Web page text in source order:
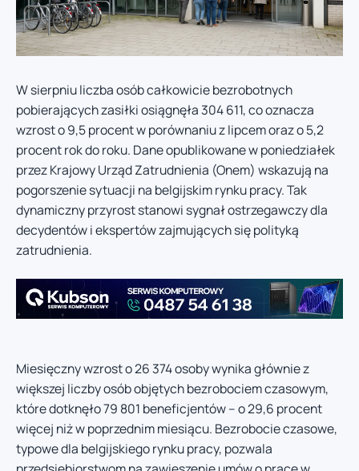
W sierpniu liczba osób całkowicie bezrobotnych
pobierających zasiłki osiągnęła 304 611, co oznacza
wzrost o 9,5 procent w porównaniu z lipcem oraz o 5,2
procent rok do roku. Dane opublikowane w poniedziałek
przez Krajowy Urząd Zatrudnienia (Onem) wskazują na
pogorszenie sytuacji na belgijskim rynku pracy. Tak
dynamiczny przyrost stanowi sygnał ostrzegawczy dla
decydentów i ekspertów zajmujących się polityką
zatrudnienia.
Miesięczny wzrost o 26 374 osoby wynika głównie z
większej liczby osób objętych bezrobociem czasowym,
które dotknęło 79 801 beneficjentów – o 29,6 procent
więcej niż w poprzednim miesiącu. Bezrobocie czasowe,
typowe dla belgijskiego rynku pracy, pozwala